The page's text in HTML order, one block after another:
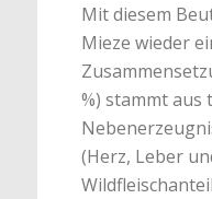
Mit diesem
Mieze wieder
%) stammt aus
(Herz, Leber